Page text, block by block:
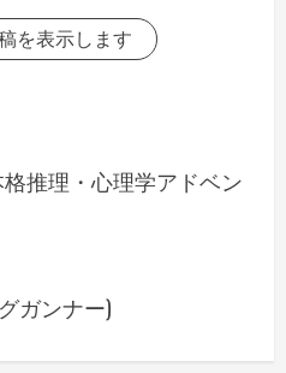
を表示します
推理・心理学アドベン
ガンナー)